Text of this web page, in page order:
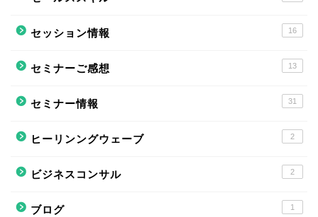
セッション情報 16
セミナーご感想 13
セミナー情報 31
ヒーリンングウェーブ 2
ビジネスコンサル 2
ブログ 1